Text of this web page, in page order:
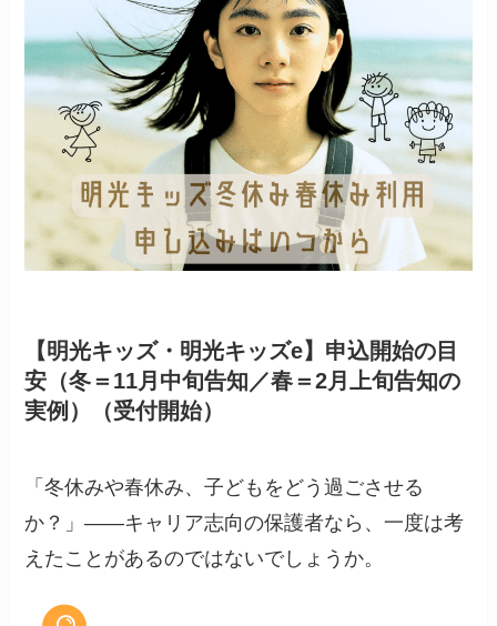
【明光キッズ・明光キッズe】申込開始の目
安（冬＝11月中旬告知／春＝2月上旬告知の
実例）（受付開始）
「冬休みや春休み、子どもをどう過ごさせる
か？」——キャリア志向の保護者なら、一度は考
えたことがあるのではないでしょうか。